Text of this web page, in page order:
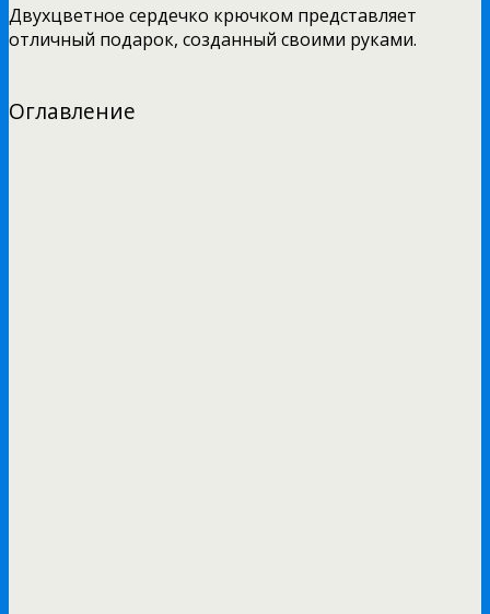
Двухцветное сердечко крючком представляет
отличный подарок, созданный своими руками.
Оглавление